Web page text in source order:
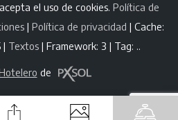
el uso de cookies. Política de
| Política de privacidad | Cache:
| Textos| Framework: 3 | Tag: ..
de